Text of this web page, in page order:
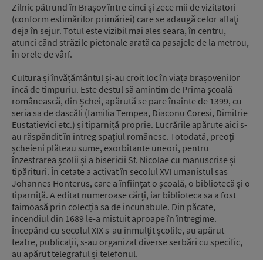
Zilnic pătrund în Braşov între cinci şi zece mii de vizitatori
(conform estimărilor primăriei) care se adaugă celor aflaţi
deja în sejur. Totul este vizibil mai ales seara, în centru,
atunci când străzile pietonale arată ca pasajele de la metrou,
în orele de vârf.
Cultura și învățământul și-au croit loc în viața brașovenilor
încă de timpuriu. Este destul să amintim de Prima școală
românească, din Șchei, apărută se pare înainte de 1399, cu
seria sa de dascăli (familia Tempea, Diaconu Coresi, Dimitrie
Eustatievici etc.) și tiparniță proprie. Lucrările apărute aici s-
au răspândit în întreg spațiul românesc. Totodată, preoți
șcheieni plăteau sume, exorbitante uneori, pentru
înzestrarea școlii și a bisericii Sf. Nicolae cu manuscrise și
tipărituri. În cetate a activat în secolul XVI umanistul sas
Johannes Honterus, care a înființat o școală, o bibliotecă și o
tiparniță. A editat numeroase cărți, iar biblioteca sa a fost
faimoasă prin colecția sa de incunabule. Din păcate,
incendiul din 1689 le-a mistuit aproape în întregime.
Începând cu secolul XIX s-au înmulțit școlile, au apărut
teatre, publicații, s-au organizat diverse serbări cu specific,
au apărut telegraful și telefonul.